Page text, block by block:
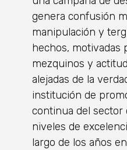
genera confusión
manipulación y
hechos, motivadas
mezquinos y
alejadas de la
institución de
continua del sector
niveles de
largo de los años